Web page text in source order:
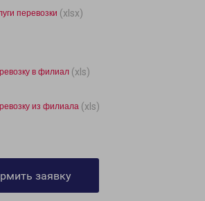
перевозки (xlsx)
в филиал (xls)
из филиала (xls)
заявку